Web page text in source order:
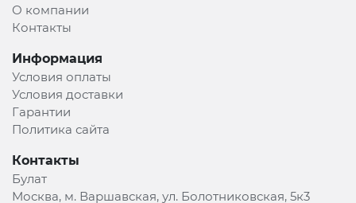
О компании
Контакты
Информация
Условия оплаты
Условия доставки
Гарантии
Политика сайта
Контакты
Булат
Москва, м. Варшавская, ул. Болотниковская, 5к3